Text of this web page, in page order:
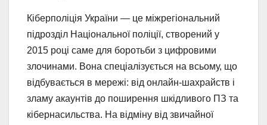
Кіберполіція України — це міжрегіональний
підрозділ Національної поліції, створений у
2015 році саме для боротьби з цифровими
злочинами. Вона спеціалізується на всьому, що
відбувається в мережі: від онлайн-шахрайств і
зламу акаунтів до поширення шкідливого ПЗ та
кібернасильства. На відміну від звичайної